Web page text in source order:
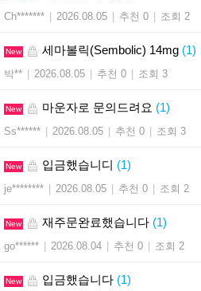
Ch******* 2026.08.05 추천 0 조회 2
New 세마볼릭(Sembolic) 14mg (1)
박** 2026.08.05 추천 0 조회 3
New 마운자로 문의드려요 (1)
Ss****** 2026.08.05 추천 0 조회 3
New 입금했습니디 (1)
je******** 2026.08.05 추천 0 조회 2
New 재주문완료했습니다 (1)
go****** 2026.08.04 추천 0 조회 2
New 입금했습니다 (1)